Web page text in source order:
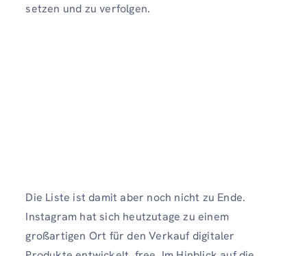
setzen und zu verfolgen.
Die Liste ist damit aber noch nicht zu Ende.
Instagram hat sich heutzutage zu einem
großartigen Ort für den Verkauf digitaler